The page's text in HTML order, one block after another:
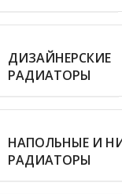
ДИЗАЙНЕРСКИЕ
РАДИАТОРЫ
НАПОЛЬНЫЕ И
РАДИАТОРЫ